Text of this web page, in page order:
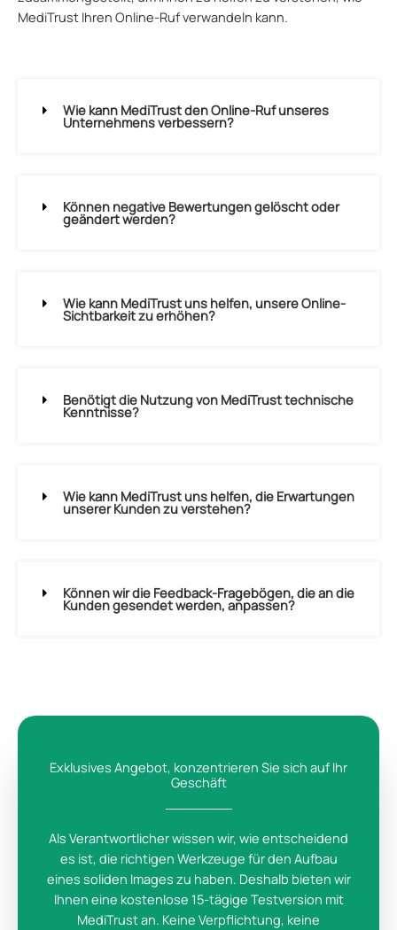
MediTrust Ihren Online-Ruf verwandeln kann.
Wie kann MediTrust den Online-Ruf unseres
Unternehmens verbessern?
Können negative Bewertungen gelöscht oder
geändert werden?
Wie kann MediTrust uns helfen, unsere Online-
Sichtbarkeit zu erhöhen?
Benötigt die Nutzung von MediTrust technische
Kenntnisse?
Wie kann MediTrust uns helfen, die Erwartungen
unserer Kunden zu verstehen?
Können wir die Feedback-Fragebögen, die an die
Kunden gesendet werden, anpassen?
Exklusives Angebot, konzentrieren Sie sich auf Ihr
Geschäft​
Als Verantwortlicher wissen wir, wie entscheidend
es ist, die richtigen Werkzeuge für den Aufbau
eines soliden Images zu haben. Deshalb bieten wir
Ihnen eine kostenlose 15-tägige Testversion mit
MediTrust an. Keine Verpflichtung, keine